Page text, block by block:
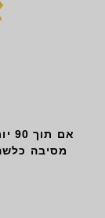
מסיבה